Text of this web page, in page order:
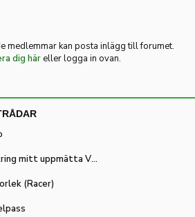
medlemmar kan posta inlägg till forumet.
dig häreller logga in ovan.
Frågor och funderingar kring mitt uppmätta VO2-max.
(Racer)